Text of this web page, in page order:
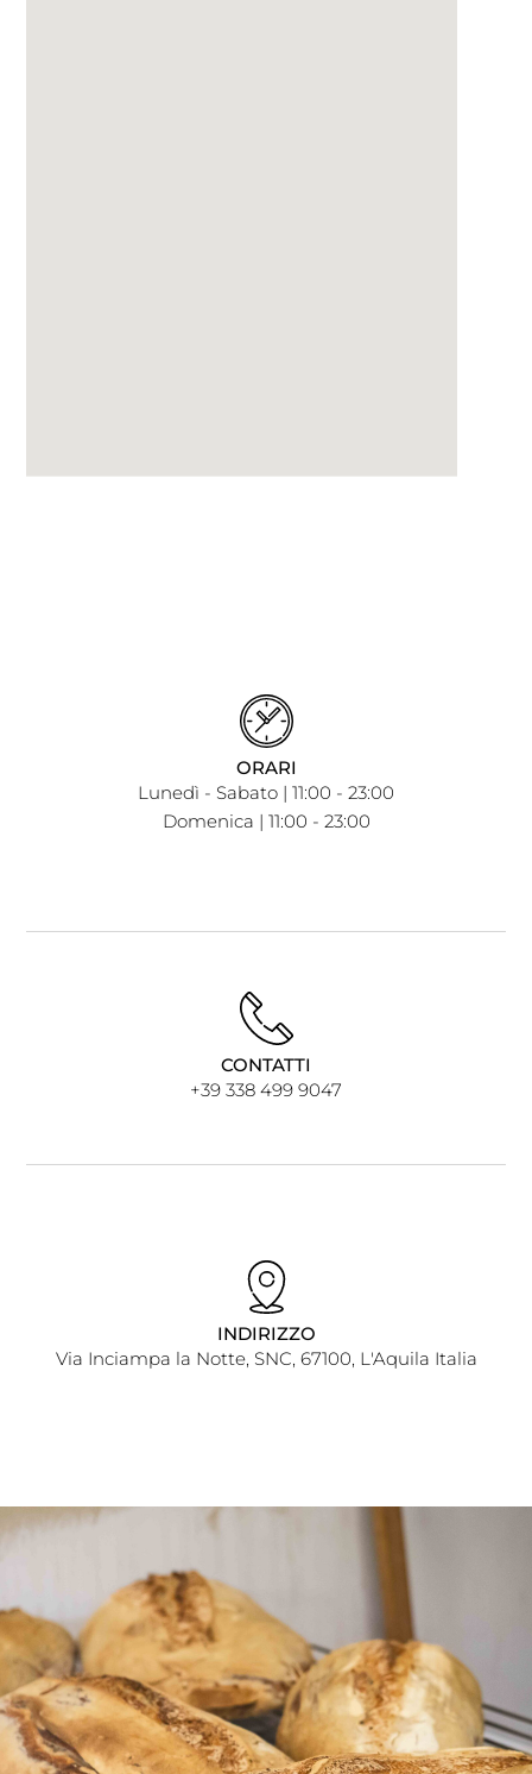
ORARI
Lunedì - Sabato | 11:00 - 23:00
Domenica | 11:00 - 23:00
CONTATTI
+39 338 499 9047
INDIRIZZO
Via Inciampa la Notte, SNC, 67100, L'Aquila Italia